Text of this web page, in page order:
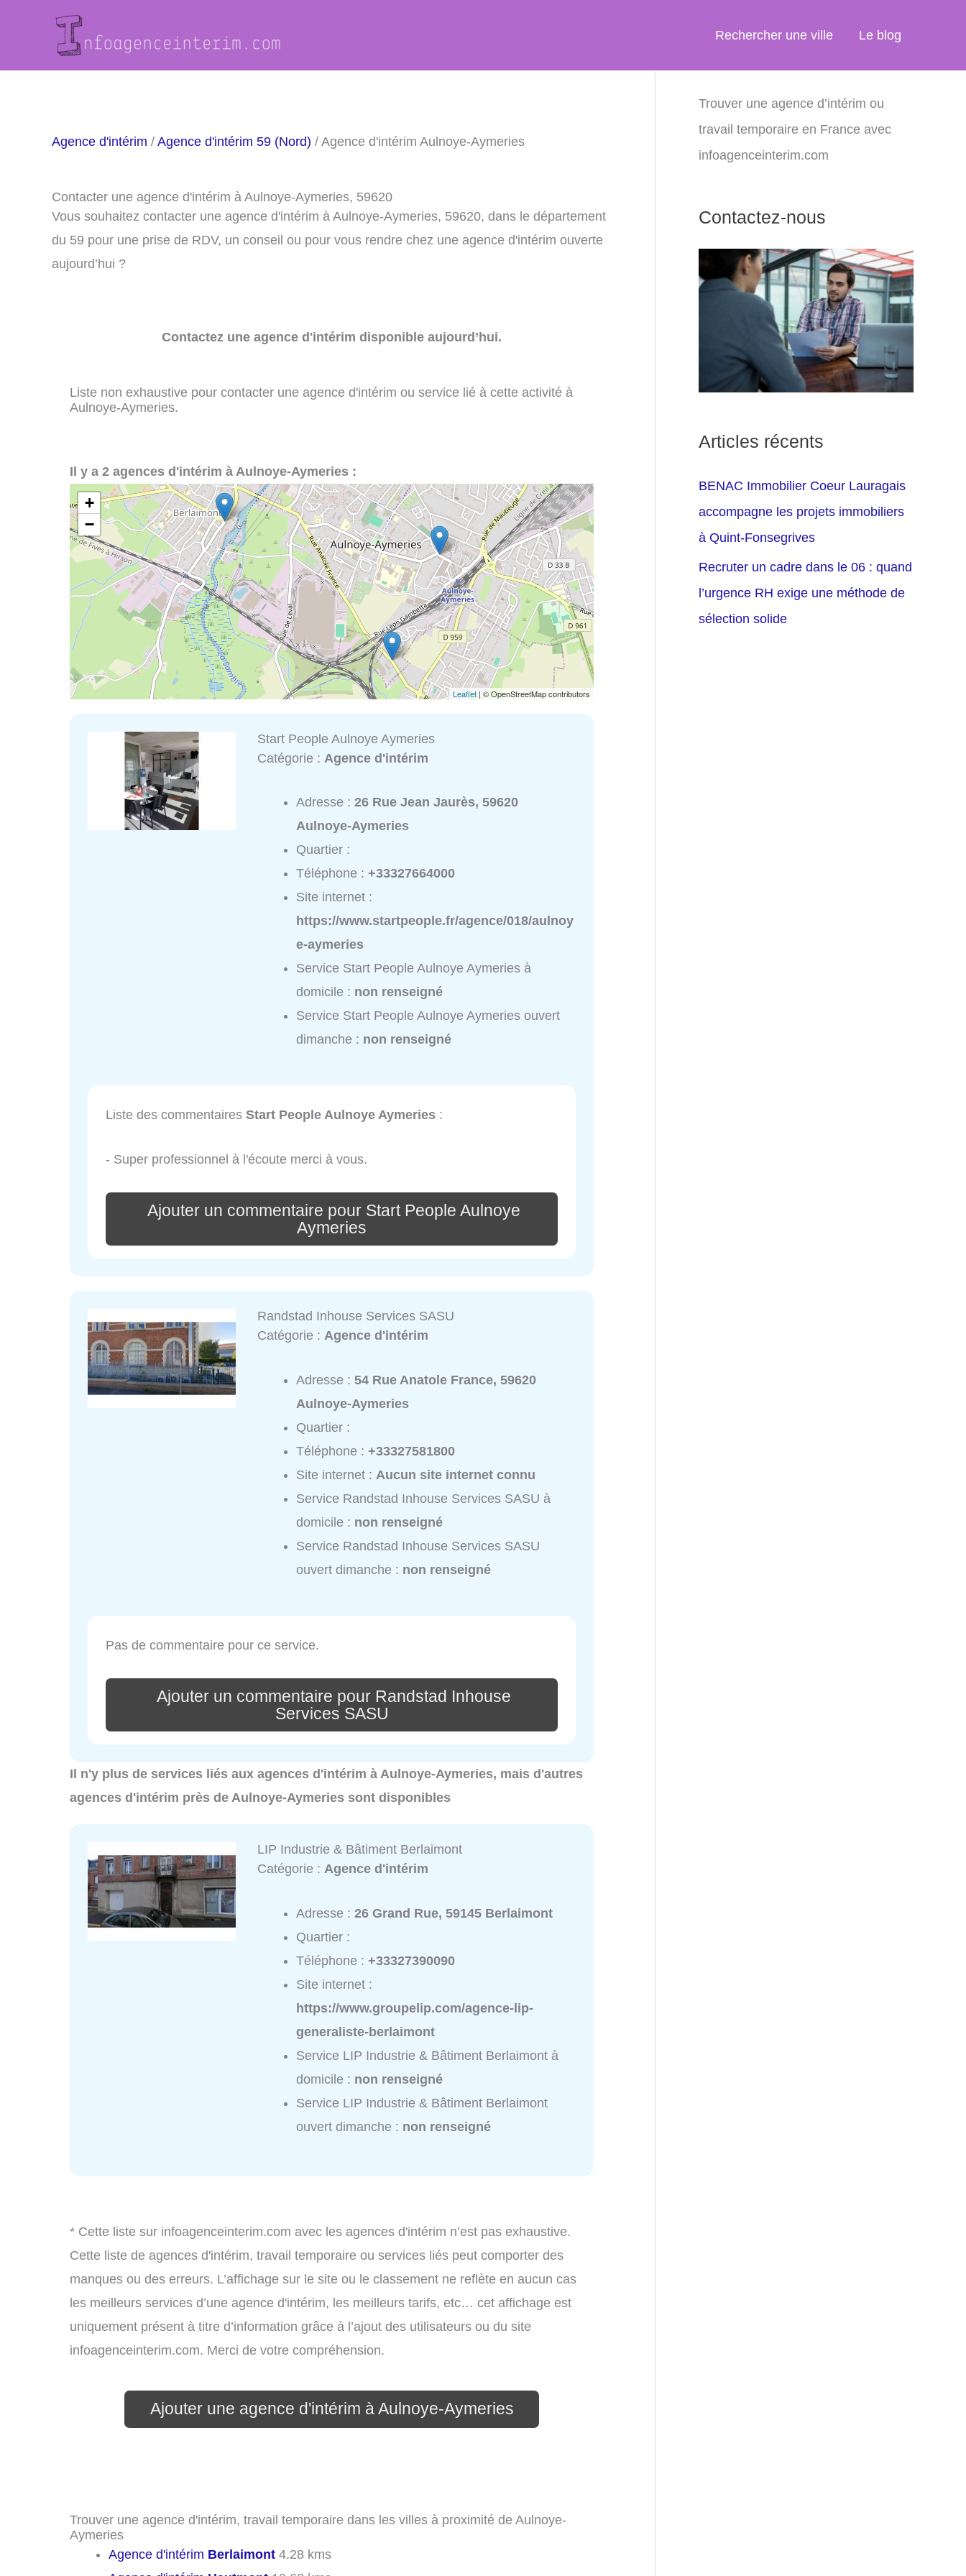
Rechercher une ville Le blog
Agence d'intérim / Agence d'intérim 59 (Nord) / Agence d'intérim Aulnoye-Aymeries
Contacter une agence d'intérim à Aulnoye-Aymeries, 59620
Vous souhaitez contacter une agence d'intérim à Aulnoye-Aymeries, 59620, dans le département
du 59 pour une prise de RDV, un conseil ou pour vous rendre chez une agence d'intérim ouverte
aujourd’hui ?
Contactez une agence d'intérim disponible aujourd’hui.
Liste non exhaustive pour contacter une agence d'intérim ou service lié à cette activité à
Aulnoye-Aymeries.
Il y a 2 agences d'intérim à Aulnoye-Aymeries :
+
−
Leaflet| © OpenStreetMap contributors
Start People Aulnoye Aymeries
Catégorie : Agence d'intérim
Adresse :26 Rue Jean Jaurès, 59620
Aulnoye-Aymeries
Quartier :
Téléphone :+33327664000
Site internet :
https://www.startpeople.fr/agence/018/aulnoy
e-aymeries
Service Start People Aulnoye Aymeries à
domicile : non renseigné
Service Start People Aulnoye Aymeries ouvert
dimanche : non renseigné
Liste des commentaires Start People Aulnoye Aymeries :
- Super professionnel à l'écoute merci à vous.
Ajouter un commentaire pour Start People Aulnoye
Aymeries
Randstad Inhouse Services SASU
Catégorie :Agence d'intérim
Adresse :54 Rue Anatole France, 59620
Aulnoye-Aymeries
Quartier :
Téléphone :+33327581800
Site internet : Aucun site internet connu
Service Randstad Inhouse Services SASU à
domicile : non renseigné
Service Randstad Inhouse Services SASU
ouvert dimanche : non renseigné
Pas de commentaire pour ce service.
Ajouter un commentaire pour Randstad Inhouse
Services SASU
Il n'y plus de services liés aux agences d'intérim à Aulnoye-Aymeries, mais d'autres
agences d'intérim près de Aulnoye-Aymeries sont disponibles
LIP Industrie & Bâtiment Berlaimont
Catégorie : Agence d'intérim
Adresse :26 Grand Rue, 59145 Berlaimont
Quartier :
Téléphone :+33327390090
Site internet :
https://www.groupelip.com/agence-lip-
generaliste-berlaimont
Service LIP Industrie & Bâtiment Berlaimont à
domicile : non renseigné
Service LIP Industrie & Bâtiment Berlaimont
ouvert dimanche : non renseigné
* Cette liste sur infoagenceinterim.com avec les agences d'intérim n’est pas exhaustive.
Cette liste de agences d'intérim, travail temporaire ou services liés peut comporter des
manques ou des erreurs. L’affichage sur le site ou le classement ne reflète en aucun cas
les meilleurs services d’une agence d'intérim, les meilleurs tarifs, etc… cet affichage est
uniquement présent à titre d’information grâce à l’ajout des utilisateurs ou du site
infoagenceinterim.com. Merci de votre compréhension.
Ajouter une agence d'intérim à Aulnoye-Aymeries
Trouver une agence d'intérim, travail temporaire dans les villes à proximité de Aulnoye-
Aymeries
Agence d'intérim Berlaimont 4.28 kms
Trouver une agence d’intérim ou
travail temporaire en France avec
infoagenceinterim.com
Contactez-nous
Articles récents
BENAC Immobilier Coeur Lauragais
accompagne les projets immobiliers
à Quint-Fonsegrives
Recruter un cadre dans le 06 : quand
l’urgence RH exige une méthode de
sélection solide